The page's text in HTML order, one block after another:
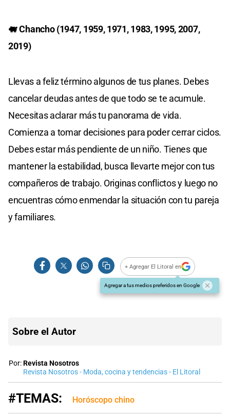
🐖 Chancho (1947, 1959, 1971, 1983, 1995, 2007,
2019)
Llevas a feliz término algunos de tus planes. Debes
cancelar deudas antes de que todo se te acumule.
Necesitas aclarar más tu panorama de vida.
Comienza a tomar decisiones para poder cerrar ciclos.
Debes estar más pendiente de un niño. Tienes que
mantener la estabilidad, busca llevarte mejor con tus
compañeros de trabajo. Originas conflictos y luego no
encuentras cómo enmendar la situación con tu pareja
y familiares.
+ Agregar El Litoral en
Agregar a tus medios preferidos en Google
Sobre el Autor
Por:Revista Nosotros
Revista Nosotros - Moda, cocina y tendencias - El Litoral
#TEMAS: Horóscopo chino